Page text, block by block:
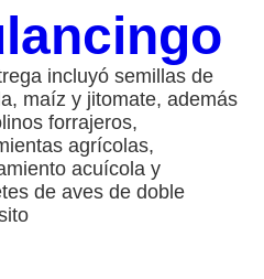
incluyó semillas de
maíz y jitomate, además
forrajeros,
agrícolas,
acuícola y
de aves de doble